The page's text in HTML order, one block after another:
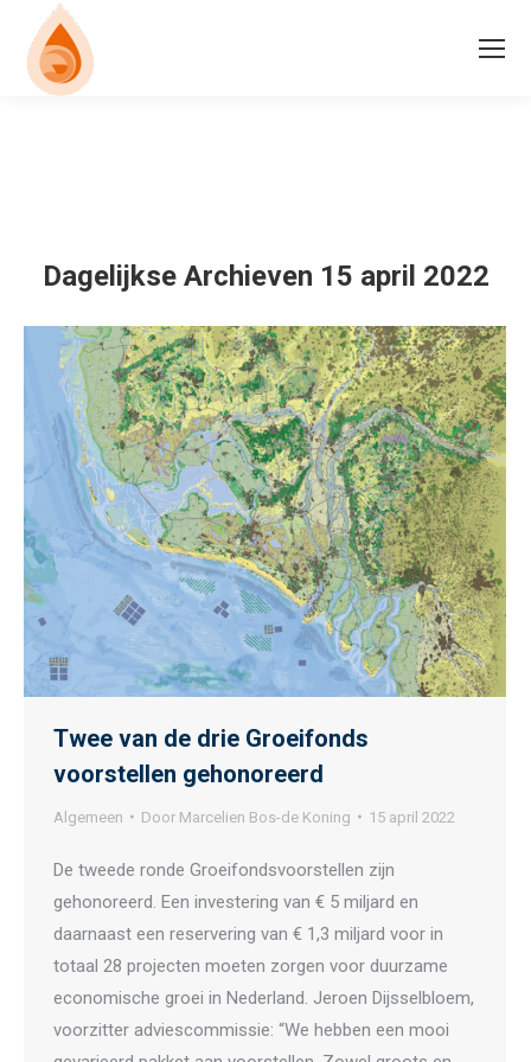
Dagelijkse Archieven 15 april 2022
Twee van de drie Groeifonds
voorstellen gehonoreerd
Algemeen Door Marcelien Bos-de Koning 15 april 2022
De tweede ronde Groeifondsvoorstellen zijn
gehonoreerd. Een investering van € 5 miljard en
daarnaast een reservering van € 1,3 miljard voor in
totaal 28 projecten moeten zorgen voor duurzame
economische groei in Nederland. Jeroen Dijsselbloem,
voorzitter adviescommissie: “We hebben een mooi